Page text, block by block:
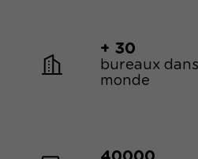
+ 30
bureaux
monde